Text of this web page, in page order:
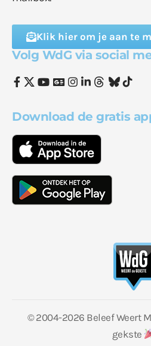
Klik hier om je aan te
Volg WdG via social
Download de gratis
© 2004-2026 Beleef Weert
gekste